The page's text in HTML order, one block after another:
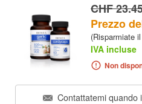
CHF
Prezzo
(Risparmiate
IVA incluse
Non
Contattatemi quando